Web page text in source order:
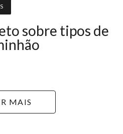
sobre tipos de
MAIS